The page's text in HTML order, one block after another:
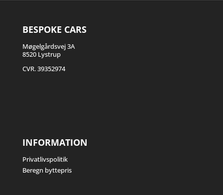
BESPOKE CARS
Møgelgårdsvej 3A
8520 Lystrup
CVR. 39352974
INFORMATION
Privatlivspolitik
Beregn byttepris